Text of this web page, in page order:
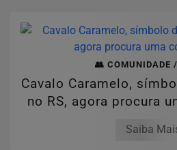
👥 COMUNIDADE
Cavalo Caramelo,
no RS, agora procura
Saiba